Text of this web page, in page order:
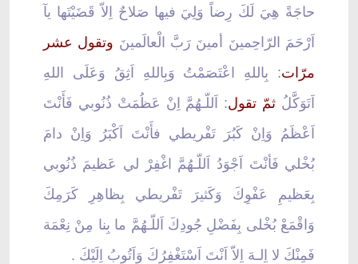
حاجَةً هِيَ لَكَ رِضاً وَلِيَ فيها صَلاحٌ اِلاّ قَضَيْتَها يآ
اَرْحَمَ الرّاحِمينَ أمينَ رَبَّ الْعالَمينَ وتقول عشر
مرّات: بِاللهِ اعْتَصَمْتُ وَبِاللهِ اَثِقُ وَعَلَى اللهِ
اَتَوَكَّلُ ثمّ تقول: اَللّـهُمَّ اِنْ عَظُمَتْ ذُنُوبي فَأَنْتَ
اَعْظَمُ وَاِنْ كَبُرَ تَفْريطي فأَنْتَ اَكْبَرُ وَاِنْ دامَ
بُخْلي فَأنْتَ اَجْوَدُ اَللّـهُمَّ اغْفِرْ لي عَظيمَ ذُنُوبي
بِعَظيمِ عَفْوِكَ وَكَثيرَ تَفْريطي بِظاهِرِ كَرَمِكَ
وَاقْمَعْ بُخْلى بِفَضْلِ جُودِكَ اَللّـهُمَّ ما بِنا مِنْ نِعْمَة
فَمِنْكَ لا اِلـهَ اِلاّ اَنْتَ اَسْتَغْفِرُكَ وَاَتُوبُ اِلَيْكَ .